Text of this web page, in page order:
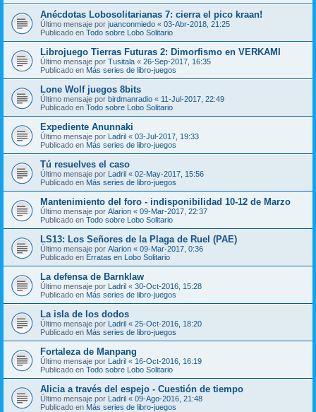
Anécdotas Lobosolitarianas 7: cierra el pico kraan!
Último mensaje por juanconmiedo « 03-Abr-2018, 21:25
Publicado en Todo sobre Lobo Solitario
Librojuego Tierras Futuras 2: Dimorfismo en VERKAMI
Último mensaje por Tusitala « 26-Sep-2017, 16:35
Publicado en Más series de libro-juegos
Lone Wolf juegos 8bits
Último mensaje por birdmanradio « 11-Jul-2017, 22:49
Publicado en Todo sobre Lobo Solitario
Expediente Anunnaki
Último mensaje por Ladril « 03-Jul-2017, 19:33
Publicado en Más series de libro-juegos
Tú resuelves el caso
Último mensaje por Ladril « 02-May-2017, 15:56
Publicado en Más series de libro-juegos
Mantenimiento del foro - indisponibilidad 10-12 de Marzo
Último mensaje por Alarion « 09-Mar-2017, 22:37
Publicado en Todo sobre Lobo Solitario
LS13: Los Señores de la Plaga de Ruel (PAE)
Último mensaje por Alarion « 09-Mar-2017, 0:36
Publicado en Erratas en Lobo Solitario
La defensa de Barnklaw
Último mensaje por Ladril « 30-Oct-2016, 15:28
Publicado en Más series de libro-juegos
La isla de los dodos
Último mensaje por Ladril « 25-Oct-2016, 18:20
Publicado en Más series de libro-juegos
Fortaleza de Manpang
Último mensaje por Ladril « 16-Oct-2016, 16:19
Publicado en Todo sobre Lobo Solitario
Alicia a través del espejo - Cuestión de tiempo
Último mensaje por Ladril « 09-Ago-2016, 21:48
Publicado en Más series de libro-juegos